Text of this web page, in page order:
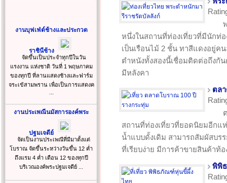
งานบุฟเฟ่ต์ช้างและประกวด
ราชินีช้าง
จัดขึ้นเป็นประจำทุกปีในวัน
แรงงาน แห่งชาติ วันที่ 1 พฤษภาคม
ของทุกปี ที่ลานแสดงช้างและฟาร์ม
จระเข้สามพราน เพื่อเป็นการแสดงค
งานประเพณีนมัสการองค์พระ
ปฐมเจดีย์
จัดเป็นงานประเพณีที่มีมาตั้งแต่
โบราณ จัดขึ้นระหว่างวันขึ้น 12 ค่ำ
ถึงแรม 4 ค่ำ เดือน 12 ของทุกปี
บริเวณองค์พระปฐมเจดีย์ ...
หนึ่งในสถานที่ท่องเที่ยวที่มีนักท่อ
เป็นเรือนไม้ 2 ชั้น ทาสีแดงอยู่ค
ตำหนังทั้งสองนี้เชื่อมติดต่อถึงกั
มีหลังคา
ตล
สถานที่ท่องเที่ยวที่ยอดนิยมอีกแ
น้ำแบบดั้งเดิม สามารถสัมผัสบร
ที่เรียบง่าย มีการค้าขายสินค้าท้
พิพิ